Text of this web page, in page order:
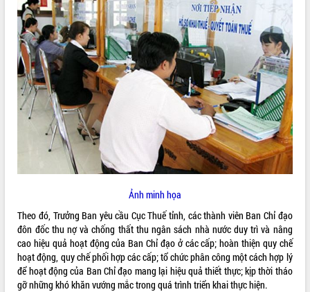
HỆ THỐNG VĂN BẢN
VĂN BẢN HĐND TỈNH
ĐIỂM TIN VĂN BẢN
QUY HOẠCH - KẾ HOẠCH
Ảnh minh họa
Theo đó, Trưởng Ban yêu cầu Cục Thuế tỉnh, các thành viên Ban Chỉ đạo
đôn đốc thu nợ và chống thất thu ngân sách nhà nước duy trì và nâng
cao hiệu quả hoạt động của Ban Chỉ đạo ở các cấp; hoàn thiện quy chế
hoạt động, quy chế phối hợp các cấp; tổ chức phân công một cách hợp lý
để hoạt động của Ban Chỉ đạo mang lại hiệu quả thiết thực; kịp thời tháo
gỡ những khó khăn vướng mắc trong quá trình triển khai thực hiện.